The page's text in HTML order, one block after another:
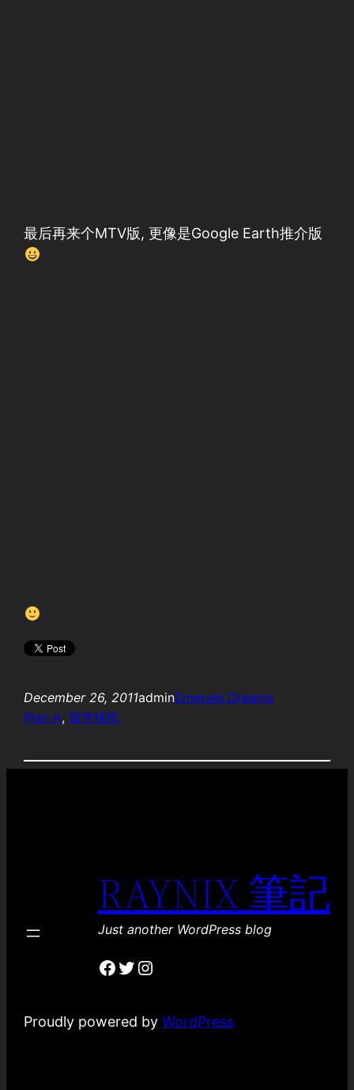
最后再来个MTV版, 更像是Google Earth推介版
December 26, 2011adminEmerald Dreams
Plan A, 留学移民
RAYNIX 筆記
Just another WordPress blog
Facebook
Twitter
Instagram
Proudly powered byWordPress